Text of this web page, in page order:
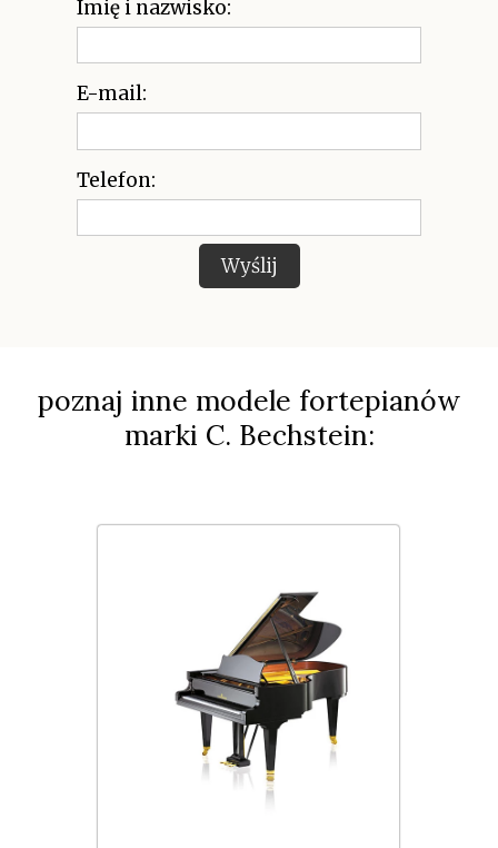
poznaj inne modele fortepianów
marki C. Bechstein:
Imię i nazwisko:
E-mail:
Telefon:
Wyślij